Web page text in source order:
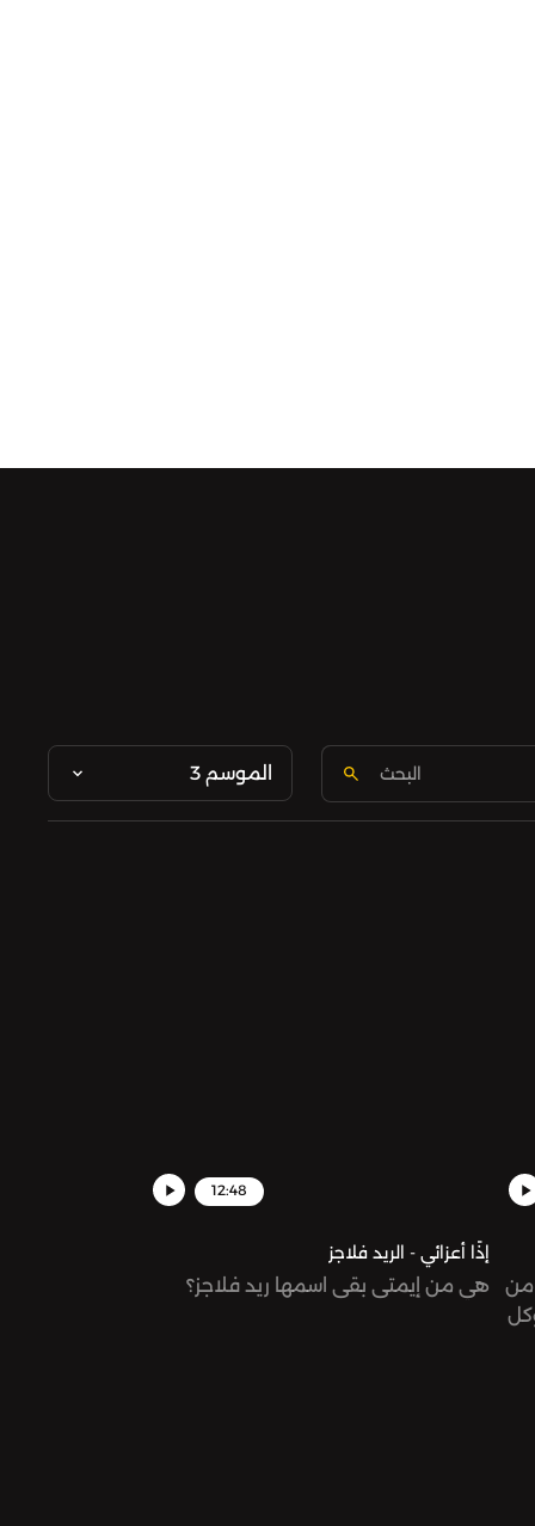
الموسم 3
من
12:48
إذًا أعزائي - الريد فلاجز
هي من إيمتى بقى اسمها ريد فلاجز؟